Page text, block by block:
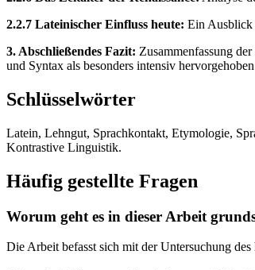
2.2.7 Lateinischer Einfluss heute: Ein Ausblick
3. Abschließendes Fazit: Zusammenfassung
und Syntax als besonders intensiv
Schlüsselwörter
Latein, Lehngut, Sprachkontakt, Etymologie,
Kontrastive Linguistik.
Häufig gestellte Fragen
Worum geht es in dieser Arbeit
Die Arbeit befasst sich mit der Untersuchung